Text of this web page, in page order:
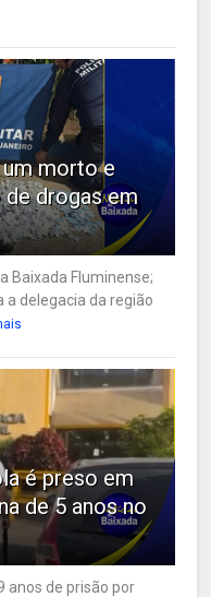
um morto e
drogas em
Baixada Fluminense;
delegacia da região
é preso em
de 5 anos no
anos de prisão por